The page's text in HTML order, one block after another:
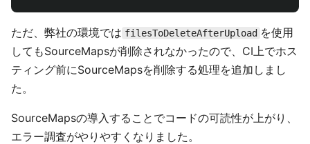
ただ、弊社の環境では filesToDeleteAfterUpload を使用
してもSourceMapsが削除されなかったので、CI上でホス
ティング前にSourceMapsを削除する処理を追加しまし
た。
SourceMapsの導入することでコードの可読性が上がり、
エラー調査がやりやすくなりました。